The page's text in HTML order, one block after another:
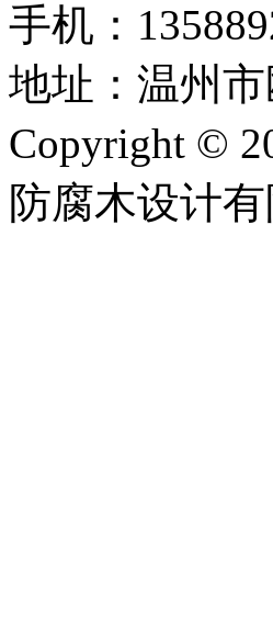
手机：
地址：温州
Copyright ©
防腐木设计